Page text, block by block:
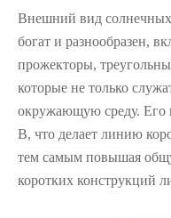
Внешний вид солнечных
богат и разнообразен,
прожекторы,
которые не только
окружающую среду. Его
В, что делает линию
тем самым повышая
коротких конструкций